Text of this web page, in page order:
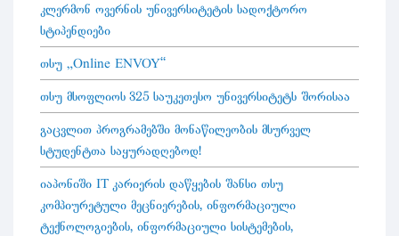
კლერმონ ოვერნის უნივერსიტეტის სადოქტორო
სტიპენდიები
თსუ „Online ENVOY”
თსუ მსოფლიოს 325 საუკეთესო უნივერსიტეტს შორისაა
გაცვლით პროგრამებში მონაწილეობის მსურველ
სტუდენტთა საყურადღებოდ!
იაპონიში IT კარიერის დაწყების შანსი თსუ
კომპიურეტული მეცნიერების, ინფორმაციული
ტექნოლოგიების, ინფორმაციული სისტემების,